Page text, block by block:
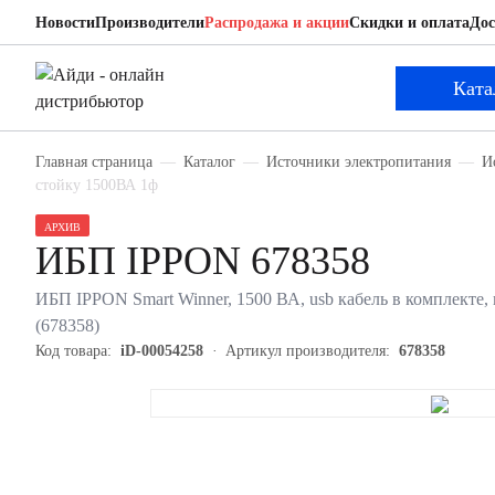
НовостиПроизводителиРаспродажа и акцииСкидки и оплата
Главная страница Каталог Источники электропитания
стойку 1500ВА 1ф
АРХИВ
ИБП IPPON 678358
ИБП IPPON Smart Winner, 1500 ВА, usb кабель в
(678358)
Код товара: iD-00054258 Артикул производителя: 678358
IPPON 678358
ИБП